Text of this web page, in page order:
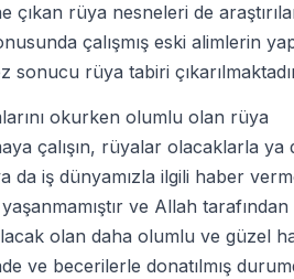
çıkan rüya nesneleri de
çalışmış eski alimlerin
sonucu rüya tabiri
okurken olumlu olan rüya
çalışın, rüyalar olacaklarla ya
da iş dünyamızla ilgili haber
ve Allah
olan daha olumlu ve güzel
ve becerilerle donatılmış